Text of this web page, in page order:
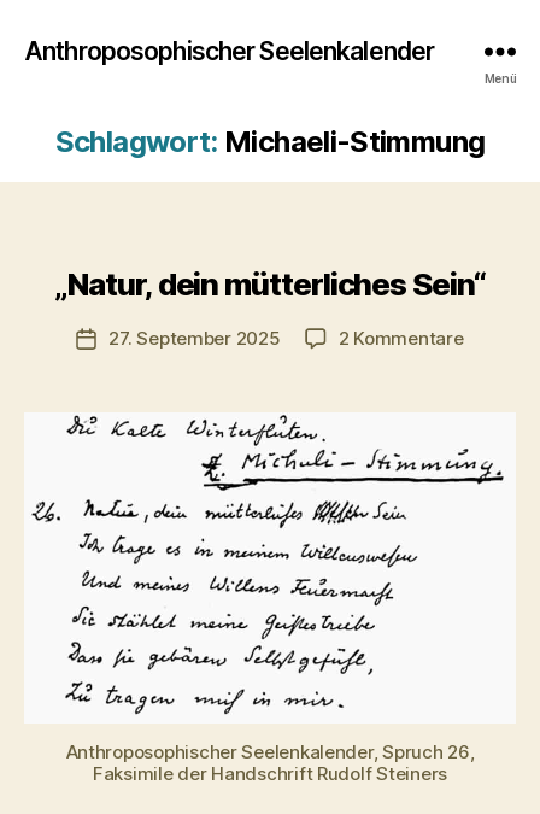
Anthroposophischer Seelenkalender
Menü
Schlagwort: Michaeli-Stimmung
Kategorien
„Natur, dein mütterliches Sein“
Veröffentlichungsdatum
27. September 2025 2 Kommentarezu
Sein“
Anthroposophischer Seelenkalender, Spruch 26,
Faksimile der Handschrift Rudolf Steiners